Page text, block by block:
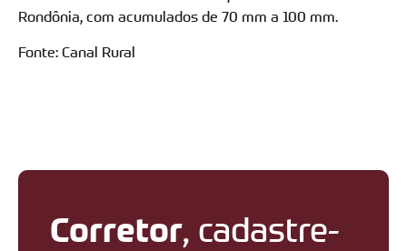
Rondônia, com acumulados de 70 mm a 100 mm.
Fonte: Canal Rural
Corretor, cadastre-